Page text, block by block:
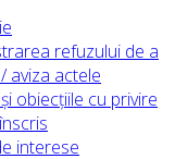
refuzului de a
aviza actele
obiecțiile cu privire
interese